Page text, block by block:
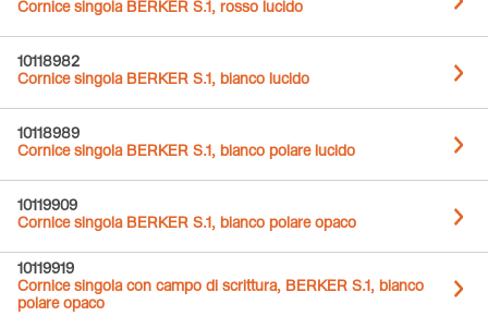
Cornice singola BERKER S.1, rosso lucido
10118982
Cornice singola BERKER S.1, bianco lucido
10118989
Cornice singola BERKER S.1, bianco polare lucido
10119909
Cornice singola BERKER S.1, bianco polare opaco
10119919
Cornice singola con campo di scrittura, BERKER S.1, bianco
polare opaco